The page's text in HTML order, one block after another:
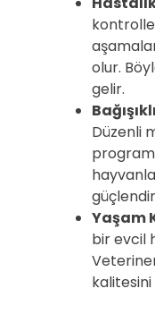
olur.
gelir.
Düzenli
Yaşam
bir evcil
kalitesini